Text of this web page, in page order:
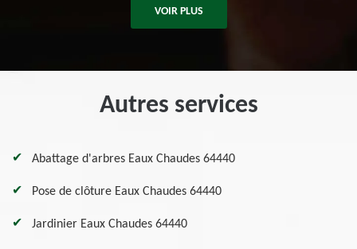
VOIR PLUS
Autres services
Abattage d'arbres Eaux Chaudes 64440
Pose de clôture Eaux Chaudes 64440
Jardinier Eaux Chaudes 64440